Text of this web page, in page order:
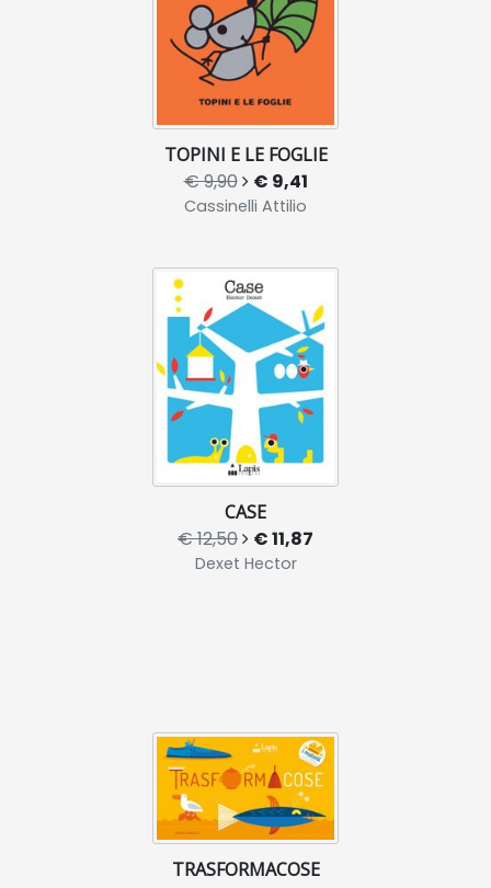
TOPINI E LE FOGLIE
€ 9,90 € 9,41
Cassinelli Attilio
CASE
€ 12,50 € 11,87
Dexet Hector
TRASFORMACOSE